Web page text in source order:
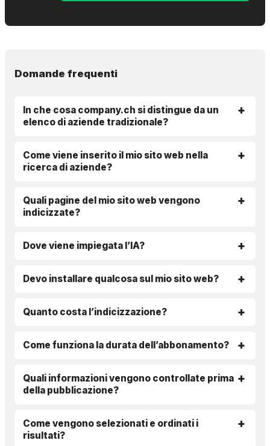
Domande frequenti
In che cosa company.ch si distingue da un
elenco di aziende tradizionale?
Come viene inserito il mio sito web nella
ricerca di aziende?
Quali pagine del mio sito web vengono
indicizzate?
Dove viene impiegata l’IA?
Devo installare qualcosa sul mio sito web?
Quanto costa l’indicizzazione?
Come funziona la durata dell’abbonamento?
Quali informazioni vengono controllate prima
della pubblicazione?
Come vengono selezionati e ordinati i
risultati?